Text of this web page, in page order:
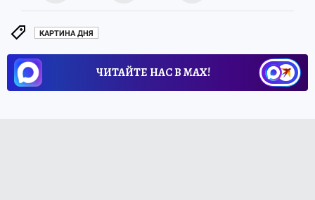
КАРТИНА ДНЯ
ЧИТАЙТЕ НАС В МАХ!